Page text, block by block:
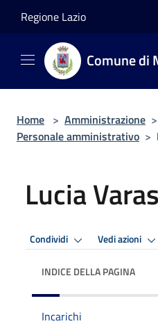
Regione Lazio
Comune di
Home > Amministrazione >
Personale amministrativo >
Lucia
Condividi Vedi azioni
INDICE DELLA PAGINA
Incarichi